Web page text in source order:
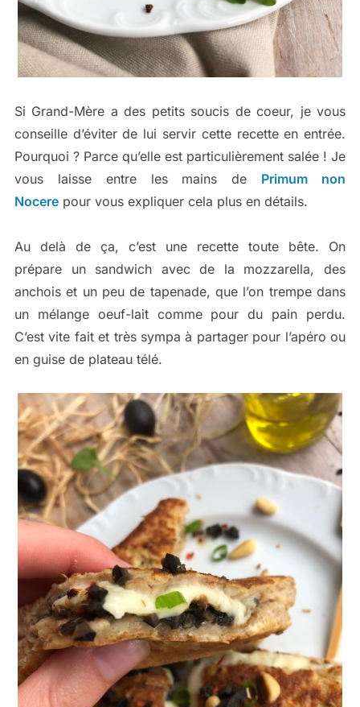
Si Grand-Mère a des petits soucis de coeur, je vous
conseille d’éviter de lui servir cette recette en entrée.
Pourquoi ? Parce qu’elle est particulièrement salée ! Je
vous laisse entre les mains de Primum non
Nocerepour vous expliquer cela plus en détails.
Au delà de ça, c’est une recette toute bête. On
prépare un sandwich avec de la mozzarella, des
anchois et un peu de tapenade, que l’on trempe dans
un mélange oeuf-lait comme pour du pain perdu.
C’est vite fait et très sympa à partager pour l’apéro ou
en guise de plateau télé.